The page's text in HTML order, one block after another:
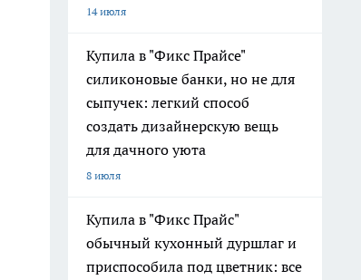
14 июля
Купила в "Фикс Прайсе"
силиконовые банки, но не для
сыпучек: легкий способ
создать дизайнерскую вещь
для дачного уюта
8 июля
Купила в "Фикс Прайс"
обычный кухонный дуршлаг и
приспособила под цветник: все